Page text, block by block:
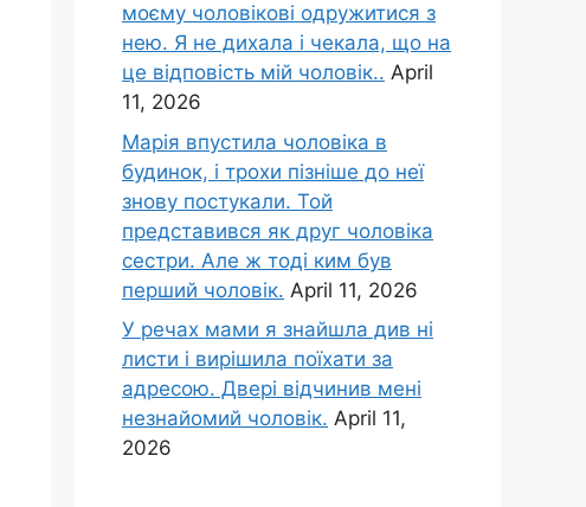
моєму чоловікові одружитися з
нею. Я не дихала і чекала, що на
це відповість мій чоловік.. April
11, 2026
Марія впустила чоловіка в
будинок, і трохи пізніше до неї
знову постукали. Той
представився як друг чоловіка
сестри. Але ж тоді ким був
перший чоловік. April 11, 2026
У речах мами я знайшла див ні
листи і вирішила поїхати за
адресою. Двері відчинив мені
незнайомий чоловік. April 11,
2026